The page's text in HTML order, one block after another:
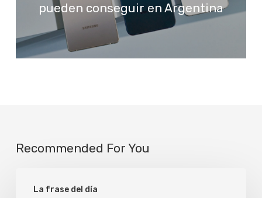
pueden conseguir en Argentina
Recommended For You
La frase del día